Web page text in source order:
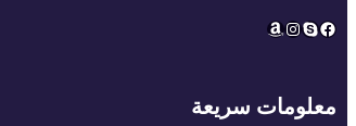
Facebook
Skype
Instagram
Amazon
معلومات سريعة